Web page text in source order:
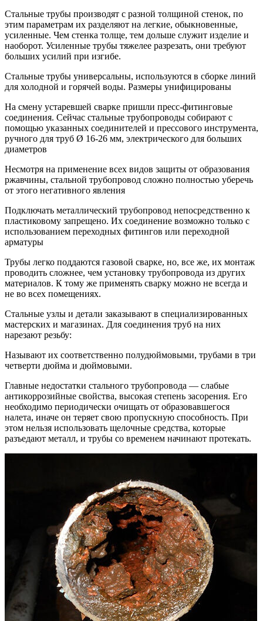
Стальные трубы производят с разной толщиной стенок, по
этим параметрам их разделяют на легкие, обыкновенные,
усиленные. Чем стенка толще, тем дольше служит изделие и
наоборот. Усиленные трубы тяжелее разрезать, они требуют
больших усилий при изгибе.
Стальные трубы универсальны, используются в сборке линий
для холодной и горячей воды. Размеры унифицированы
На смену устаревшей сварке пришли пресс-фитинговые
соединения. Сейчас стальные трубопроводы собирают с
помощью указанных соединителей и прессового инструмента,
ручного для труб Ø 16-26 мм, электрического для больших
диаметров
Несмотря на применение всех видов защиты от образования
ржавчины, стальной трубопровод сложно полностью уберечь
от этого негативного явления
Подключать металлический трубопровод непосредственно к
пластиковому запрещено. Их соединение возможно только с
использованием переходных фитингов или переходной
арматуры
Трубы легко поддаются газовой сварке, но, все же, их монтаж
проводить сложнее, чем установку трубопровода из других
материалов. К тому же применять сварку можно не всегда и
не во всех помещениях.
Стальные узлы и детали заказывают в специализированных
мастерских и магазинах. Для соединения труб на них
нарезают резьбу:
Называют их соответственно полудюймовыми, трубами в три
четверти дюйма и дюймовыми.
Главные недостатки стального трубопровода — слабые
антикоррозийные свойства, высокая степень засорения. Его
необходимо периодически очищать от образовавшегося
налета, иначе он теряет свою пропускную способность. При
этом нельзя использовать щелочные средства, которые
разъедают металл, и трубы со временем начинают протекать.